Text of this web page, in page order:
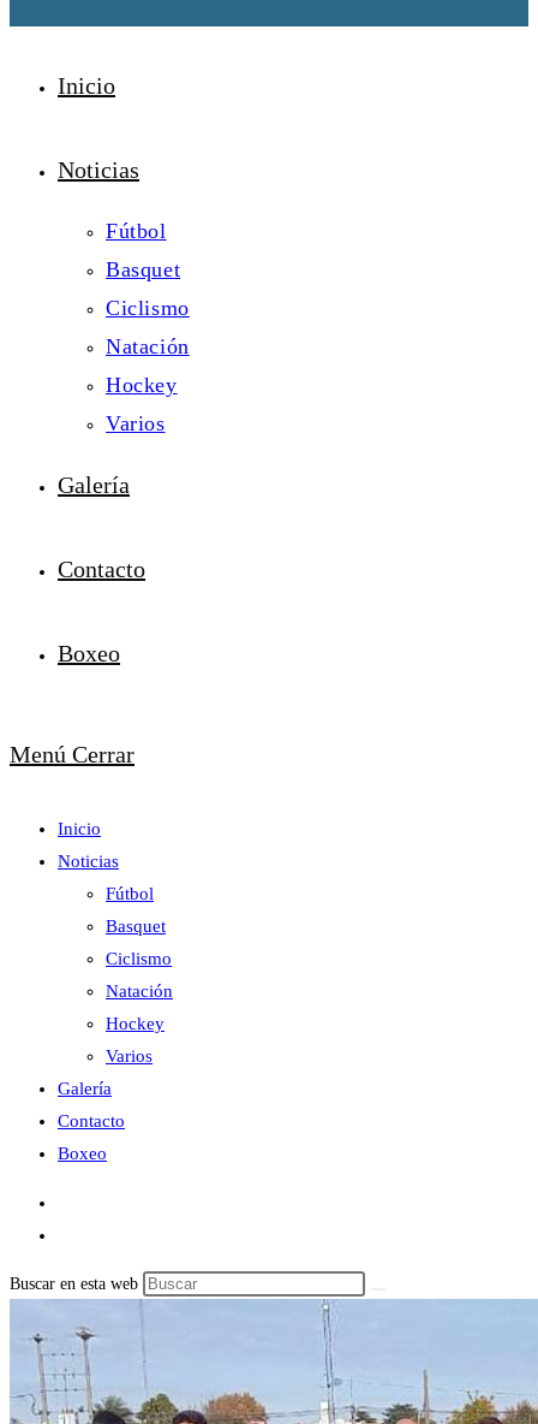
Inicio
Noticias
Fútbol
Basquet
Ciclismo
Natación
Hockey
Varios
Galería
Contacto
Boxeo
Menú Cerrar
Inicio
Noticias
Fútbol
Basquet
Ciclismo
Natación
Hockey
Varios
Galería
Contacto
Boxeo
Buscar en esta web